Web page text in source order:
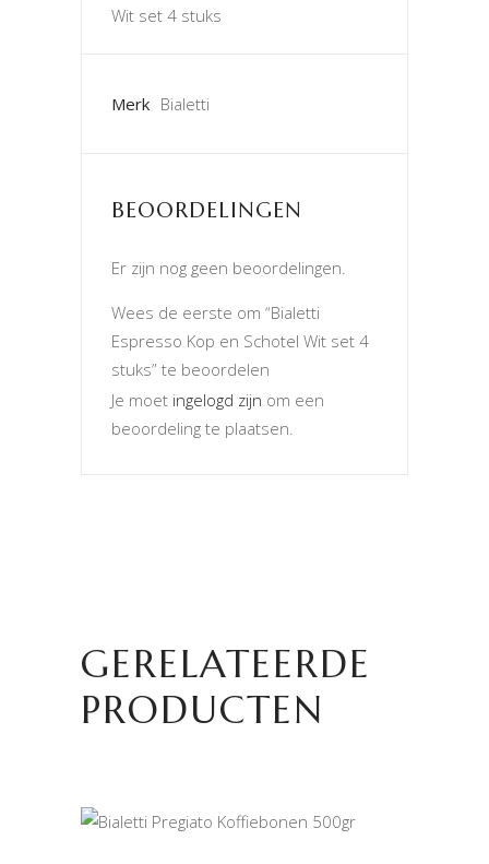
Wit set 4 stuks
Merk Bialetti
BEOORDELINGEN
Er zijn nog geen beoordelingen.
Wees de eerste om “Bialetti
Espresso Kop en Schotel Wit set 4
stuks” te beoordelen
Je moet ingelogd zijn om een
beoordeling te plaatsen.
GERELATEERDE
PRODUCTEN